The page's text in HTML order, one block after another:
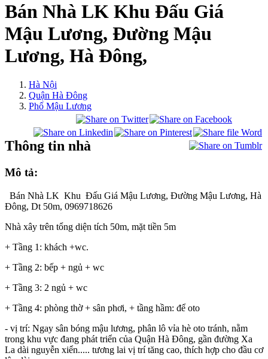
Bán Nhà LK Khu Đấu Giá
Mậu Lương, Đường Mậu
Lương, Hà Đông,
Hà Nội
Quận Hà Đông
Phố Mậu Lương
Thông tin nhà
Mô tả:
Bán Nhà LK Khu Đấu Giá Mậu Lương, Đường Mậu Lương, Hà
Đông, Dt 50m, 0969718626
Nhà xây trên tổng diện tích 50m, mặt tiền 5m
+ Tầng 1: khách +wc.
+ Tầng 2: bếp + ngủ + wc
+ Tầng 3: 2 ngủ + wc
+ Tầng 4: phòng thờ + sân phơi, + tầng hầm: để oto
- vị trí: Ngay sân bóng mậu lương, phân lô vỉa hè oto tránh, nằm
trong khu vực đang phát triển của Quận Hà Đông, gần đường Xa
La dài nguyễn xiển..... tương lai vị trí tăng cao, thích hợp cho đầu cơ